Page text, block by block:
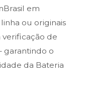
em
ou originais
de
garantindo o
da Bateria